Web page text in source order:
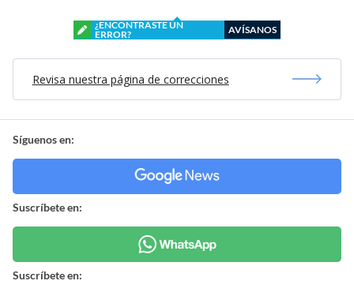
¿ENCONTRASTE UN
ERROR?
AVÍSANOS
Revisa nuestra página de correcciones
Síguenos en:
Suscríbete en:
Suscríbete en: